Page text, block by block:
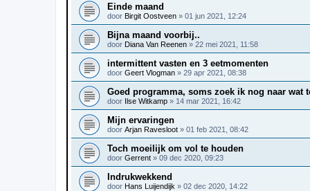
Einde maand
door Birgit Oostveen » 01 jun 2021, 12:24
Bijna maand voorbij..
door Diana Van Reenen » 22 mei 2021, 11:58
intermittent vasten en 3 eetmomenten
door Geert Vlogman » 29 apr 2021, 08:38
Goed programma, soms zoek ik nog naar wat
door Ilse Witkamp » 14 mar 2021, 16:42
Mijn ervaringen
door Arjan Ravesloot » 01 feb 2021, 08:42
Toch moeilijk om vol te houden
door Gerrent » 09 dec 2020, 09:23
Indrukwekkend
door Hans Luijendijk » 02 dec 2020, 14:22